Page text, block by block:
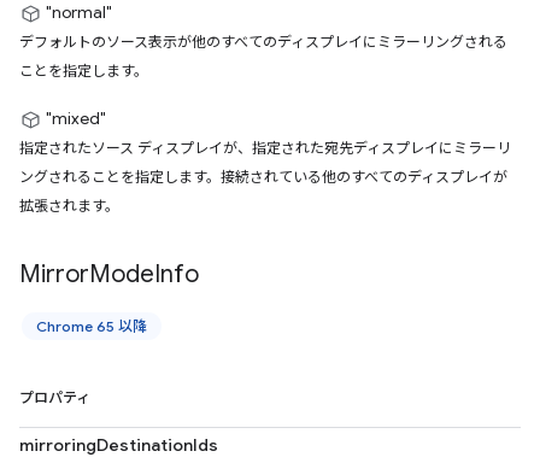
"normal"
デフォルトのソース表示が他のすべてのディスプレイにミラーリングされる
ことを指定します。
"mixed"
指定されたソース ディスプレイが、指定された宛先ディスプレイにミラーリ
ングされることを指定します。接続されている他のすべてのディスプレイが
拡張されます。
MirrorModeInfo
Chrome 65 以降
プロパティ
mirroringDestinationIds